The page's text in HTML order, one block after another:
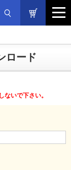
ロード
いで下さい。